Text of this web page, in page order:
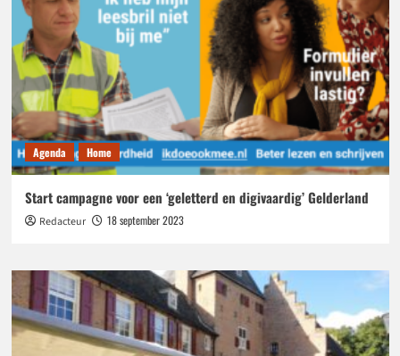
Agenda Home
Start campagne voor een ‘geletterd en digivaardig’ Gelderland
Redacteur 18 september 2023